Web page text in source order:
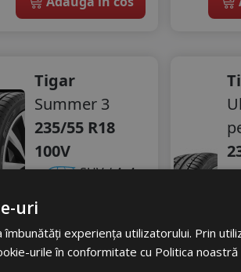
Tigar
Summer 3
235/55 R18
100V
SUV / 4x4
495
544 RON
Discount9%
uri
experiența utilizatorului. Prin
urile în conformitate cu Politica noastră